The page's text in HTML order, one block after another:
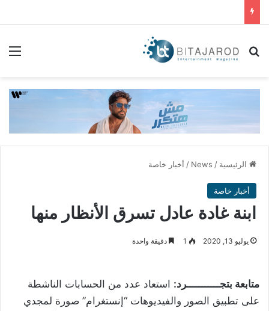
بحث عن
الرئيسية /
News
/ أخبار خاصة
أخبار خاصة
ابنة غادة عادل تسرق الأنظار منها
يوليو 13, 2020 1 دقيقة واحدة
متابعة بتجـــــــــــرد: استعاد عدد من الحسابات الناشطة
على تطبيق الصور والفيديوهات “إنستغرام” صورة لمجدي